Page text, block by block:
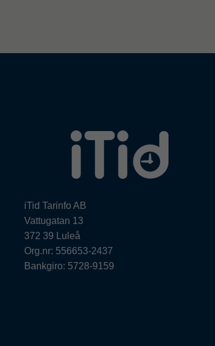
iTid Tarinfo AB
Vattugatan 13
372 39 Luleå
Org.nr: 556653-2437
Bankgiro: 5728-9159